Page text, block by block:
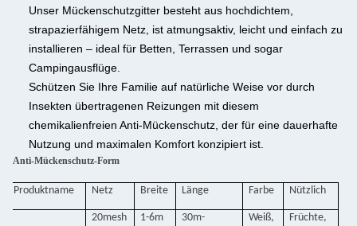
Unser Mückenschutzgitter besteht aus hochdichtem,
strapazierfähigem Netz, ist atmungsaktiv, leicht und einfach zu
installieren – ideal für Betten, Terrassen und sogar
Campingausflüge.
Schützen Sie Ihre Familie auf natürliche Weise vor durch
Insekten übertragenen Reizungen mit diesem
chemikalienfreien Anti-Mückenschutz, der für eine dauerhafte
Nutzung und maximalen Komfort konzipiert ist.
Anti-Mückenschutz-Form
Produktname Netz Breite Länge Farbe Nützlich
20mesh 1-6m
30m-
Weiß,
Früchte,